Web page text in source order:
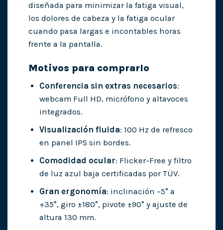
diseñada para minimizar la fatiga visual,
los dolores de cabeza y la fatiga ocular
cuando pasa largas e incontables horas
frente a la pantalla.
Motivos para comprarlo
Conferencia sin extras necesarios:
webcam Full HD, micrófono y altavoces
integrados.
Visualización fluida: 100 Hz de refresco
en panel IPS sin bordes.
Comodidad ocular: Flicker-Free y filtro
de luz azul baja certificadas por TÜV.
Gran ergonomía: inclinación –5° a
+35°, giro ±180°, pivote ±90° y ajuste de
altura 130 mm.